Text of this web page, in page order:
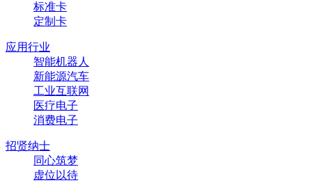
标准卡
定制卡
应用行业
智能机器人
新能源汽车
工业互联网
医疗电子
消费电子
招贤纳士
同心筑梦
虚位以待